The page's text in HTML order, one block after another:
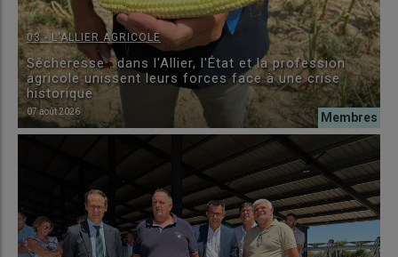
03 - L'ALLIER AGRICOLE
Sécheresse : dans l'Allier, l'État et la profession
agricole unissent leurs forces face à une crise
historique
07 août 2026